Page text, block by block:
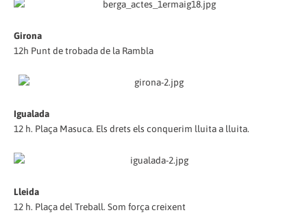
Girona
12h Punt de trobada de la Rambla
Igualada
12 h. Plaça Masuca. Els drets els conquerim lluita a lluita.
Lleida
12 h. Plaça del Treball. Som força creixent